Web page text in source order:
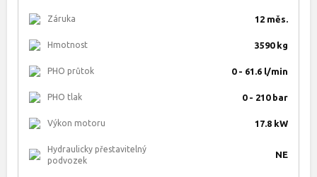
Záruka 12 měs.
Hmotnost 3590 kg
PHO průtok 0 - 61.6 l/min
PHO tlak 0 - 210 bar
Výkon motoru 17.8 kW
Hydraulicky přestavitelný
podvozek
NE